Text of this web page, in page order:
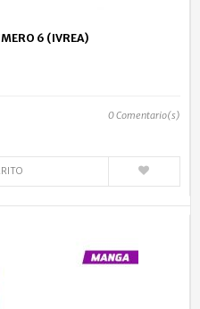
6 (IVREA)
0Comentario(s)